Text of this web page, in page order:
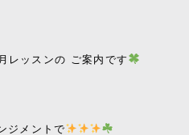
レッスンの ご案内です
ジメントで